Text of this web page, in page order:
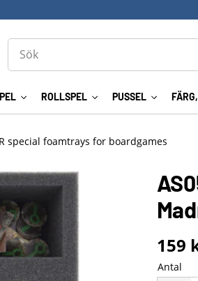
ROLLSPEL PUSSEL
special foamtrays for boardgames
159
Antal